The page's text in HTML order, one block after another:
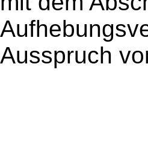
Ausspruch